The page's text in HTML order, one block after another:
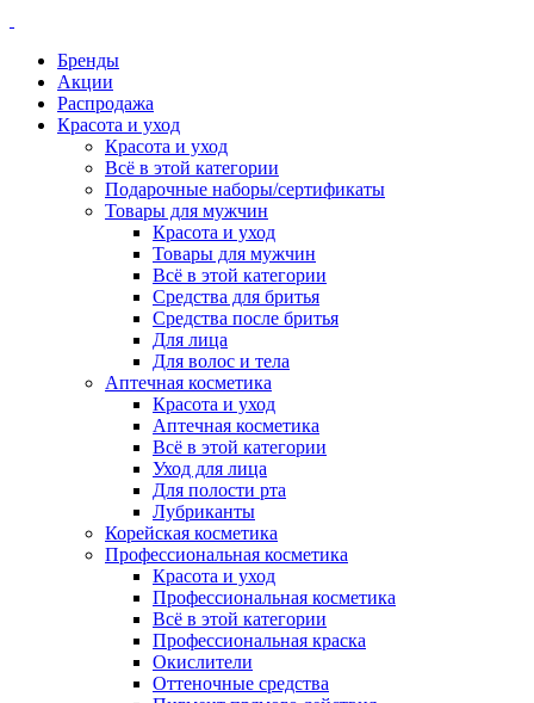
Бренды
Акции
Распродажа
Красота и уход
Красота и уход
Всё в этой категории
Подарочные наборы/сертификаты
Товары для мужчин
Красота и уход
Товары для мужчин
Всё в этой категории
Средства для бритья
Средства после бритья
Для лица
Для волос и тела
Аптечная косметика
Красота и уход
Аптечная косметика
Всё в этой категории
Уход для лица
Для полости рта
Лубриканты
Корейская косметика
Профессиональная косметика
Красота и уход
Профессиональная косметика
Всё в этой категории
Профессиональная краска
Окислители
Оттеночные средства